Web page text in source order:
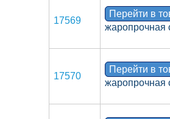
17569
Перейти в
жаропрочная
17570
Перейти в
жаропрочная